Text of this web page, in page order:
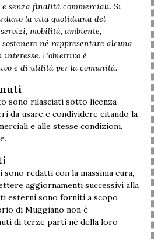
senza finalità commerciali. Si
la vita quotidiana del
mobilità, ambiente,
né rappresentare alcuna
L’obiettivo è
e di utilità per la comunità.
sono rilasciati sotto licenza
da usare e condividere citando la
e alle stesse condizioni.
redatti con la massima cura,
aggiornamenti successivi alla
esterni sono forniti a scopo
di Muggiano non è
di terze parti né della loro